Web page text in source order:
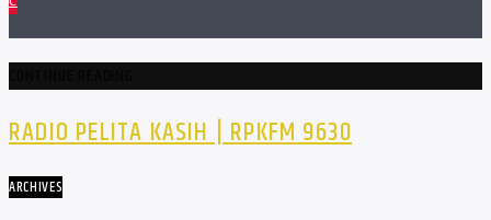
RADIO PELITA KASIH | RPKFM 9630
ARCHIVES